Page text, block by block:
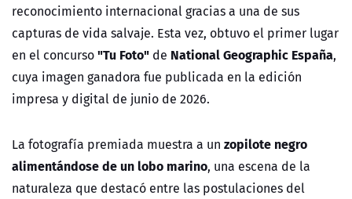
reconocimiento internacional gracias a una de sus
capturas de vida salvaje. Esta vez, obtuvo el primer lugar
en el concurso"Tu Foto" de National Geographic España,
cuya imagen ganadora fue publicada en la edición
impresa y digital de junio de 2026.
La fotografía premiada muestra a un zopilote negro
alimentándose de un lobo marino, una escena de la
naturaleza que destacó entre las postulaciones del